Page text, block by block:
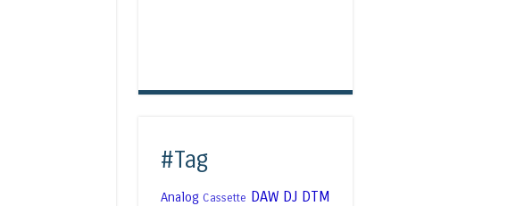
#Tag
Analog Cassette DAW DJ DTM